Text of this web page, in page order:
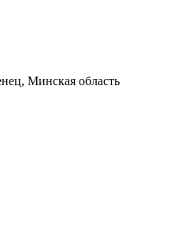
Минская область